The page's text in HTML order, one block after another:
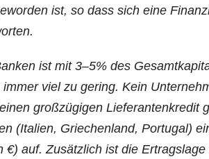
ist, so dass sich eine
ist mit 3–5% des
viel zu gering. Kein
groß­zü­gi­gen Lie­fe­ran­ten­kre­dit
(Ita­li­en, Grie­chen­land, Por­tu­gal)
€) auf. Zusätz­lich ist die